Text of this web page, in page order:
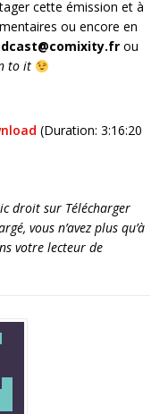
cette émission et à
ou encore en
ou
to it
(Duration: 3:16:20
droit sur Télécharger
vous n’avez plus qu’à
votre lecteur de